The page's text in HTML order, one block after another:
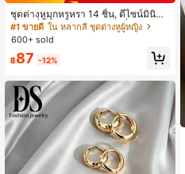
ชุดต่างหูมุกหรูหรา 14 ชิ้น, ดีไซน์มินิมอ
ลใหม่ที่เป็นเอกลักษณ์ ต่างหูที่สง่างาม
สำหรับผู้หญิง, ของขวัญสำหรับเธอ
#1 ขายดี ใน หลากสี ชุดต่างหูผู้หญิง
600+ sold
฿87 -12%